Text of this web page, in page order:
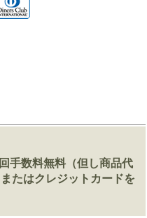
手数料無料（但し商品代
たはクレジットカードを